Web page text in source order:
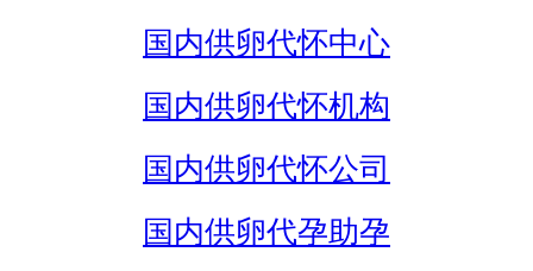
国内供卵代怀中心
国内供卵代怀机构
国内供卵代怀公司
国内供卵代孕助孕